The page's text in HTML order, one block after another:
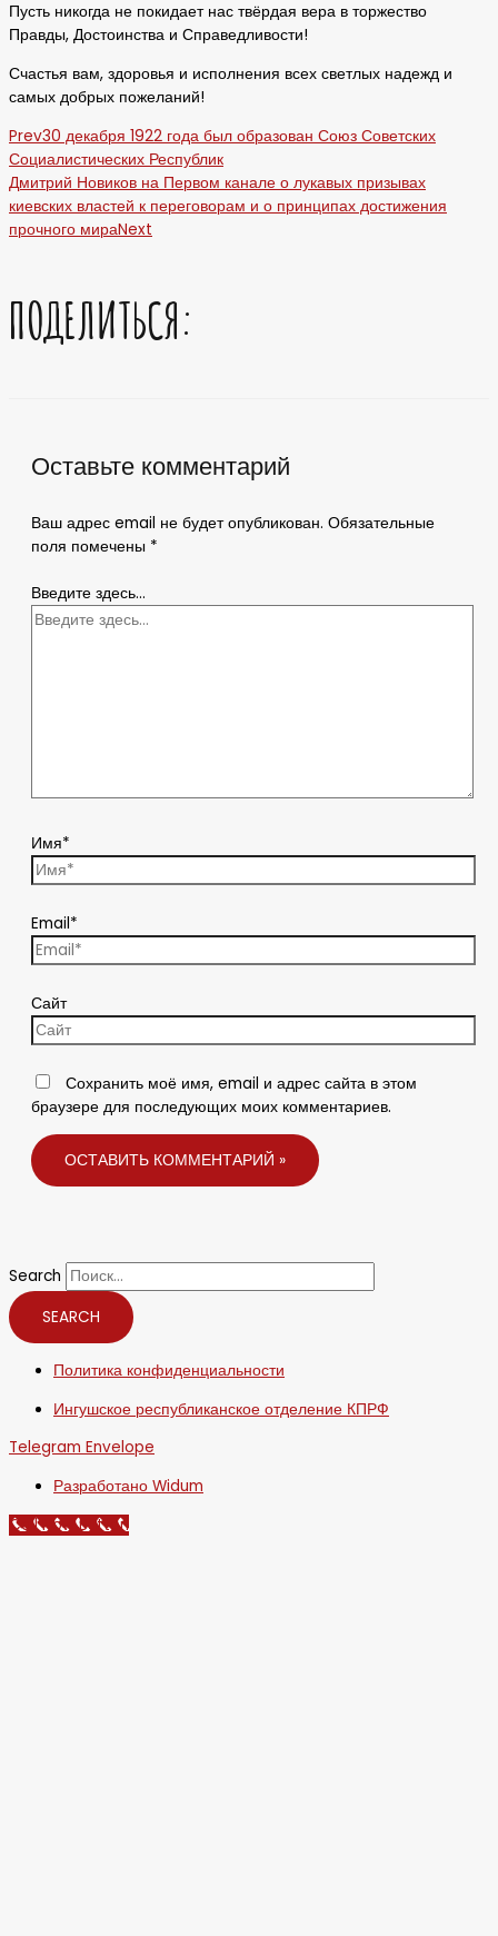
Пусть никогда не покидает нас твёрдая вера в торжество
Правды, Достоинства и Справедливости!
Счастья вам, здоровья и исполнения всех светлых надежд и
самых добрых пожеланий!
Prev30 декабря 1922 года был образован Союз Советских
Социалистических Республик
Дмитрий Новиков на Первом канале о лукавых призывах
киевских властей к переговорам и о принципах достижения
прочного мираNext
ПОДЕЛИТЬСЯ:
Оставьте комментарий
Ваш адрес email не будет опубликован. Обязательные
поля помечены *
Введите здесь...
Имя*
Email*
Сайт
Сохранить моё имя, email и адрес сайта в этом
браузере для последующих моих комментариев.
Search
SEARCH
Политика конфиденциальности
Ингушское республиканское отделение КПРФ
Telegram Envelope
Разработано Widum
Call Now Button